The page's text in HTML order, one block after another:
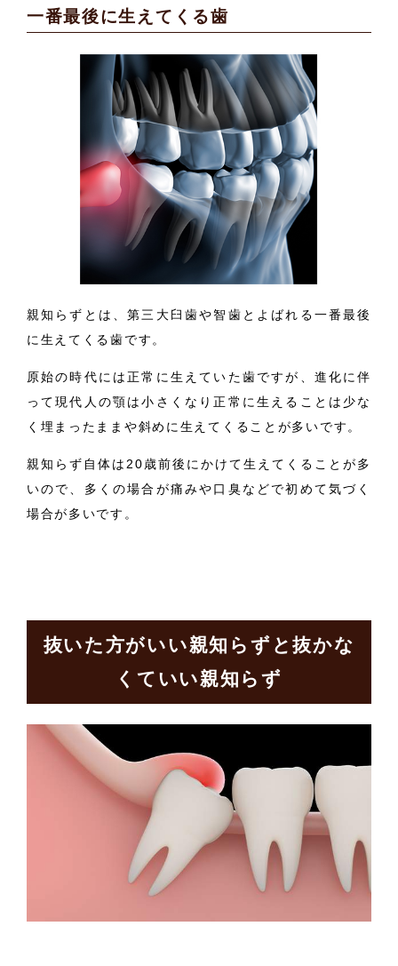
一番最後に生えてくる歯
親知らずとは、第三大臼歯や智歯とよばれる一番最後
に生えてくる歯です。
原始の時代には正常に生えていた歯ですが、進化に伴
って現代人の顎は小さくなり正常に生えることは少な
く埋まったままや斜めに生えてくることが多いです。
親知らず自体は20歳前後にかけて生えてくることが多
いので、多くの場合が痛みや口臭などで初めて気づく
場合が多いです。
抜いた方がいい親知らずと抜かな
くていい親知らず